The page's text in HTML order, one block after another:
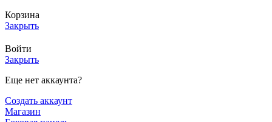
Корзина
Закрыть
Войти
Закрыть
Еще нет аккаунта?
Создать аккаунт
Магазин